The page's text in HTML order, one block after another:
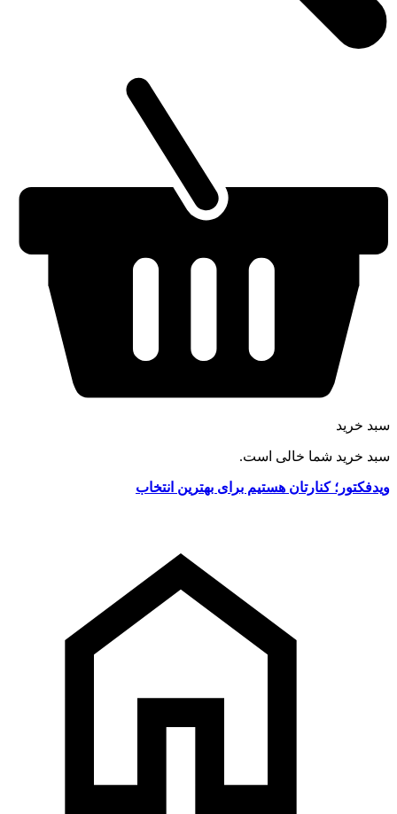
سبد خرید
سبد خرید شما خالی است.
ویدفکتور؛ کنارتان هستیم برای بهترین انتخاب